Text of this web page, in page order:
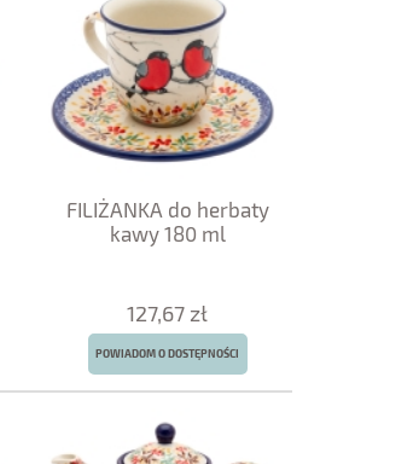
FILIŻANKA do herbaty
kawy 180 ml
127,67 zł
POWIADOM O DOSTĘPNOŚCI